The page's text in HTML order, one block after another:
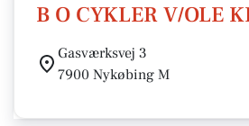
B O CYKLER V/OLE
Gasværksvej 3
7900 Nykøbing M